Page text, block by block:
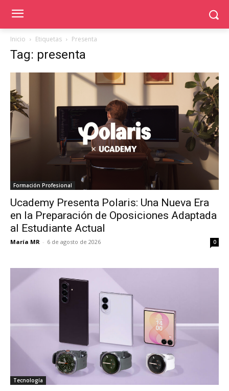
Inicio Etiquetas Presenta
Tag: presenta
Formación Profesional
Ucademy Presenta Polaris: Una Nueva Era
en la Preparación de Oposiciones Adaptada
al Estudiante Actual
María MR - 6 de agosto de 2026 0
Tecnología